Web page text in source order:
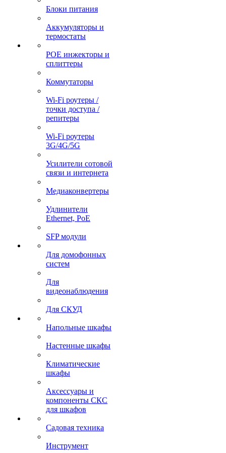
Блоки питания
Аккумуляторы и
термостаты
POE инжекторы и
сплиттеры
Коммутаторы
Wi-Fi роутеры /
точки доступа /
репитеры
Wi-Fi роутеры
3G/4G/5G
Усилители сотовой
связи и интернета
Медиаконвертеры
Удлинители
Ethernet, PoE
SFP модули
Для домофонных
систем
Для
видеонаблюдения
Для СКУД
Напольные шкафы
Настенные шкафы
Климатические
шкафы
Аксессуары и
компоненты СКС
для шкафов
Садовая техника
Инструмент